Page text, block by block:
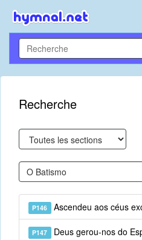
Recherche
P146 Ascendeu aos céus
P147 Deus gerou-nos do